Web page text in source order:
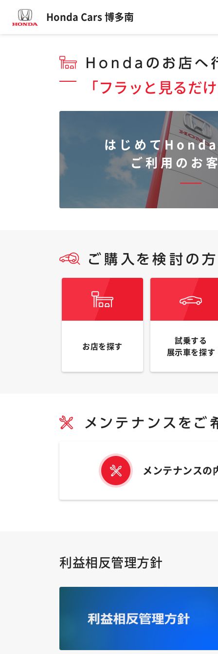
Honda Cars 博多南
「フラッと見るだ
はじめて
ご利用のお
お店を探す
試乗する
展示車を探す
メンテナンスの
利益相反管理方針